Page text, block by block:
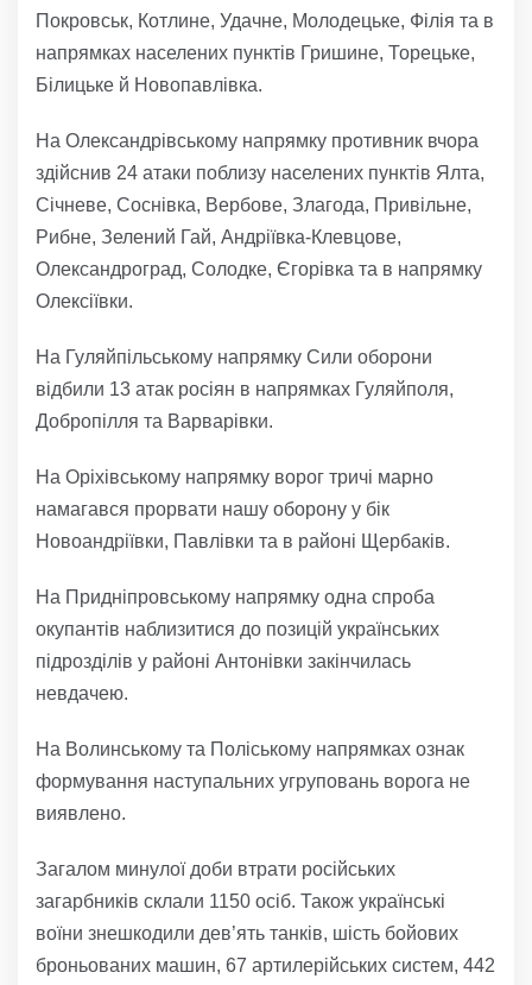
Покровськ, Котлине, Удачне, Молодецьке, Філія та в
напрямках населених пунктів Гришине, Торецьке,
Білицьке й Новопавлівка.
На Олександрівському напрямку противник вчора
здійснив 24 атаки поблизу населених пунктів Ялта,
Січневе, Соснівка, Вербове, Злагода, Привільне,
Рибне, Зелений Гай, Андріївка-Клевцове,
Олександроград, Солодке, Єгорівка та в напрямку
Олексіївки.
На Гуляйпільському напрямку Сили оборони
відбили 13 атак росіян в напрямках Гуляйполя,
Добропілля та Варварівки.
На Оріхівському напрямку ворог тричі марно
намагався прорвати нашу оборону у бік
Новоандріївки, Павлівки та в районі Щербаків.
На Придніпровському напрямку одна спроба
окупантів наблизитися до позицій українських
підрозділів у районі Антонівки закінчилась
невдачею.
На Волинському та Поліському напрямках ознак
формування наступальних угруповань ворога не
виявлено.
Загалом минулої доби втрати російських
загарбників склали 1150 осіб. Також українські
воїни знешкодили дев’ять танків, шість бойових
броньованих машин, 67 артилерійських систем, 442